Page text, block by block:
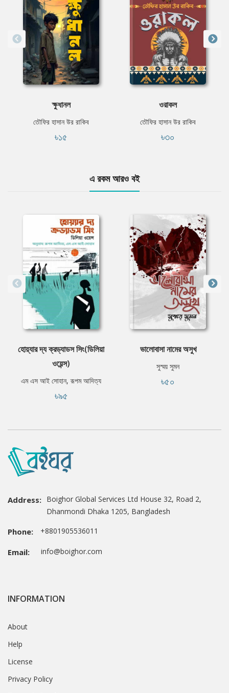
ক্ষুধানল
তৌফির হাসান উর রাকিব
৳১৫
ওরাকল
তৌফির হাসান উর রাকিব
৳৩০
এ রকম আরও বই
হোয়্যার দ্য ক্রড্যাডস সিং(ডিলিয়া
ওয়েন্স)
এম এস আই সোহান, রূপম আদিত্য
৳৯৫
ভালোবাসা নামের অসুখ
সুস্ময় সুমন
৳৫০
Address: Boighor Global Services Ltd House 32, Road 2,
Dhanmondi Dhaka 1205, Bangladesh
Phone: +8801905536011
Email: info@boighor.com
INFORMATION
About
Help
License
Privacy Policy